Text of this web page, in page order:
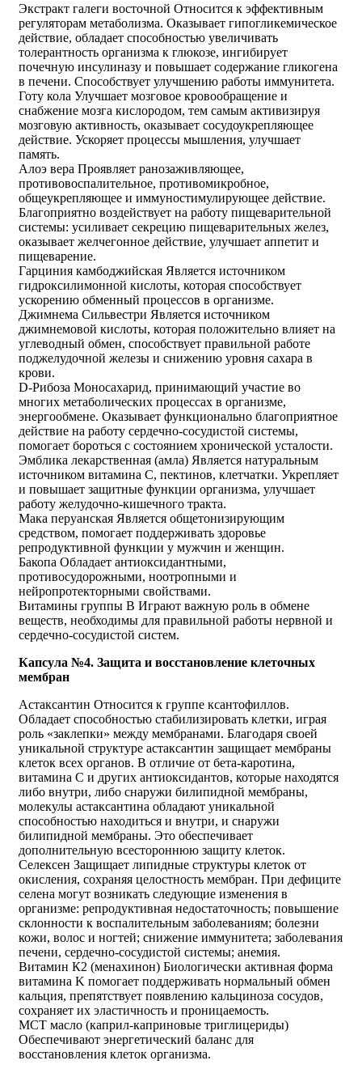
Экстракт галеги восточной Относится к эффективным
регуляторам метаболизма. Оказывает гипогликемическое
действие, обладает способностью увеличивать
толерантность организма к глюкозе, ингибирует
почечную инсулиназу и повышает содержание гликогена
в печени. Способствует улучшению работы иммунитета.
Готу кола Улучшает мозговое кровообращение и
снабжение мозга кислородом, тем самым активизируя
мозговую активность, оказывает сосудоукрепляющее
действие. Ускоряет процессы мышления, улучшает
память.
Алоэ вера Проявляет ранозаживляющее,
противовоспалительное, противомикробное,
общеукрепляющее и иммуностимулирующее действие.
Благоприятно воздействует на работу пищеварительной
системы: усиливает секрецию пищеварительных желез,
оказывает желчегонное действие, улучшает аппетит и
пищеварение.
Гарциния камбоджийская Является источником
гидроксилимонной кислоты, которая способствует
ускорению обменный процессов в организме.
Джимнема Сильвестри Является источником
джимнемовой кислоты, которая положительно влияет на
углеводный обмен, способствует правильной работе
поджелудочной железы и снижению уровня сахара в
крови.
D-Рибоза Моносахарид, принимающий участие во
многих метаболических процессах в организме,
энергообмене. Оказывает функционально благоприятное
действие на работу сердечно-сосудистой системы,
помогает бороться с состоянием хронической усталости.
Эмблика лекарственная (амла) Является натуральным
источником витамина С, пектинов, клетчатки. Укрепляет
и повышает защитные функции организма, улучшает
работу желудочно-кишечного тракта.
Мака перуанская Является общетонизирующим
средством, помогает поддерживать здоровье
репродуктивной функции у мужчин и женщин.
Бакопа Обладает антиоксидантными,
противосудорожными, ноотропными и
нейропротекторными свойствами.
Витамины группы В Играют важную роль в обмене
веществ, необходимы для правильной работы нервной и
сердечно-сосудистой систем.
Капсула №4. Защита и восстановление клеточных
мембран
Астаксантин Относится к группе ксантофиллов.
Обладает способностью стабилизировать клетки, играя
роль «заклепки» между мембранами. Благодаря своей
уникальной структуре астаксантин защищает мембраны
клеток всех органов. В отличие от бета-каротина,
витамина C и других антиоксидантов, которые находятся
либо внутри, либо снаружи билипидной мембраны,
молекулы астаксантина обладают уникальной
способностью находиться и внутри, и снаружи
билипидной мембраны. Это обеспечивает
дополнительную всестороннюю защиту клеток.
Селексен Защищает липидные структуры клеток от
окисления, сохраняя целостность мембран. При дефиците
селена могут возникать следующие изменения в
организме: репродуктивная недостаточность; повышение
склонности к воспалительным заболеваниям; болезни
кожи, волос и ногтей; снижение иммунитета; заболевания
печени, сердечно-сосудистой системы; анемия.
Витамин К2 (менахинон) Биологически активная форма
витамина K помогает поддерживать нормальный обмен
кальция, препятствует появлению кальциноза сосудов,
сохраняет их эластичность и проницаемость.
МСТ масло (каприл-каприновые триглицериды)
Обеспечивают энергетический баланс для
восстановления клеток организма.